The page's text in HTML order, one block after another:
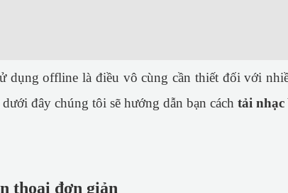
dụng offline là điều vô cùng cần thiết đối với
đây chúng tôi sẽ hướng dẫn bạn cách tải nhạc
thoại đơn giản